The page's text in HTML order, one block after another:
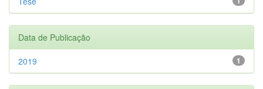
Data de Publicação
1
2019